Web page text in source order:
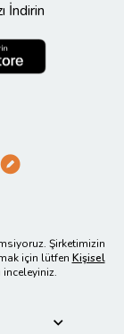
İndirin
Şirketimizin
için lütfen Kişisel
inceleyiniz.